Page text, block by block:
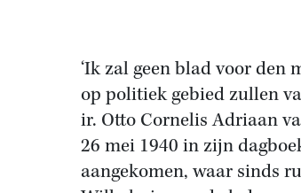
‘Ik zal geen blad voor
op politiek gebied zullen
ir. Otto Cornelis Adriaan
26 mei 1940 in zijn
aangekomen, waar sinds